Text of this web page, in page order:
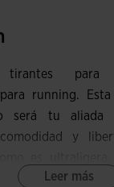
para
running.
será tu
y
del runner,
Leer más